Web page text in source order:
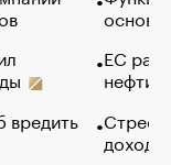
вредить
основ
ЕС
нефти